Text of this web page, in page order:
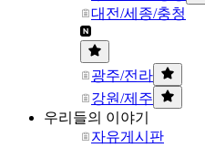
대전/세종/충청
광주/전라
강원/제주
우리들의 이야기
자유게시판